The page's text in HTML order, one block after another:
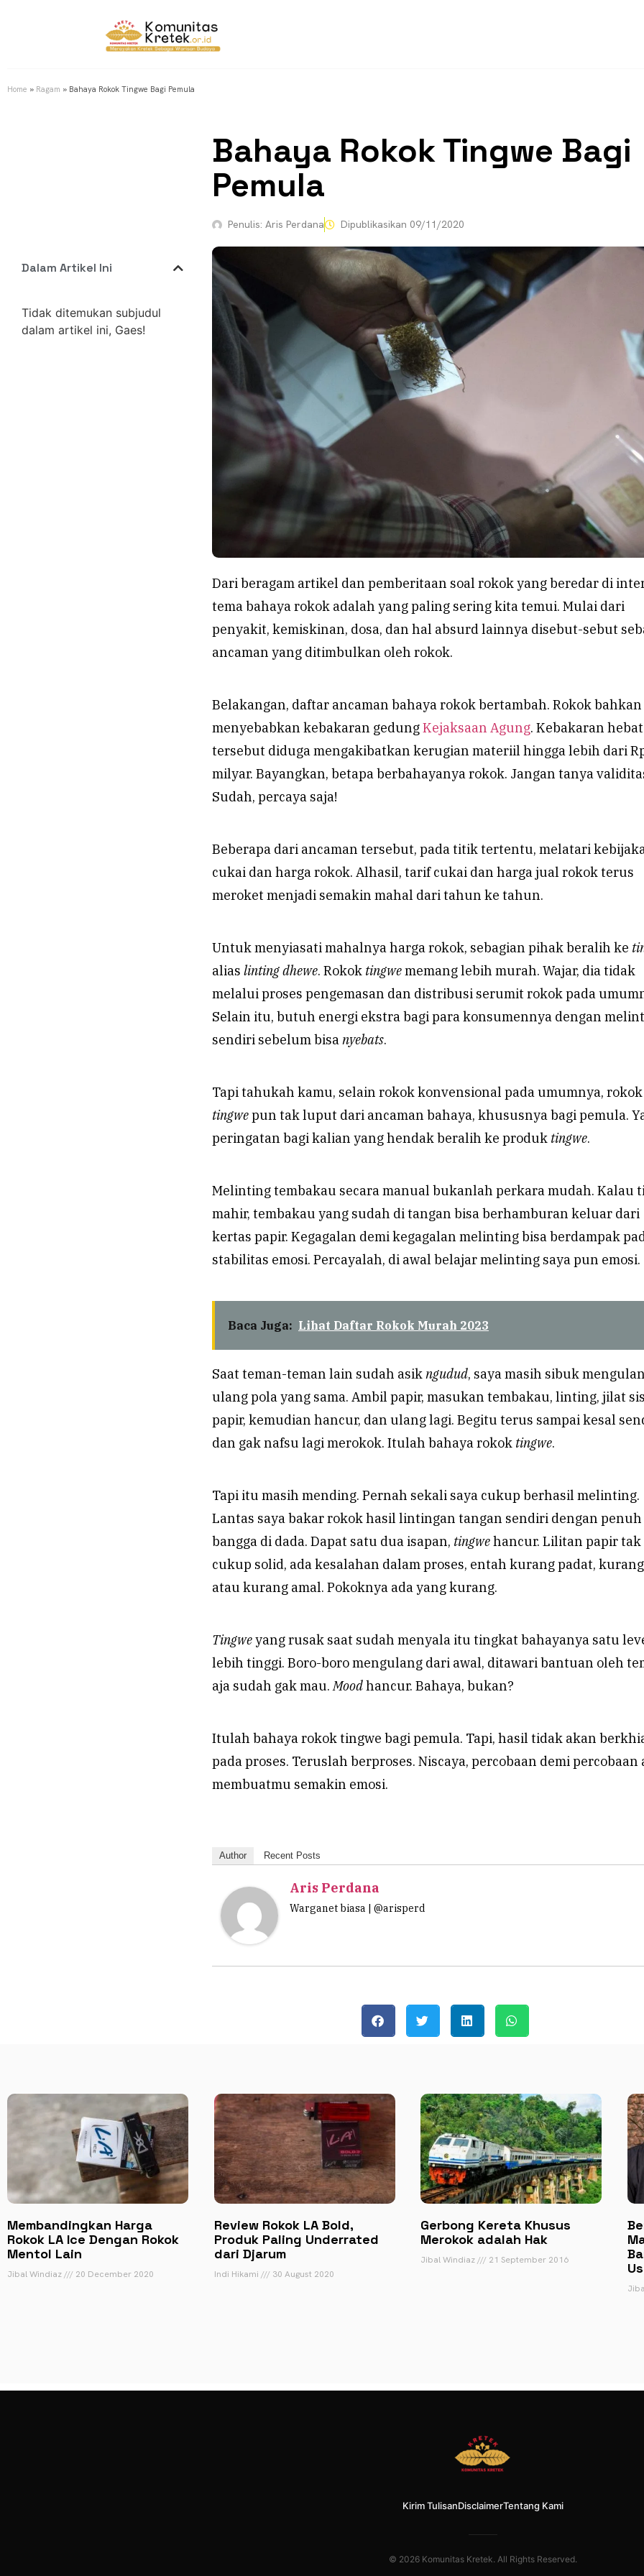
Home » Ragam » Bahaya Rokok Tingwe Bagi Pemula
Bahaya Rokok Tingwe Bagi
Pemula
Penulis: Aris Perdana Dipublikasikan 09/11/2020
Dalam Artikel Ini
Tidak ditemukan subjudul
dalam artikel ini, Gaes!
Dari beragam artikel dan pemberitaan soal rokok yang beredar di
tema bahaya rokok adalah yang paling sering kita temui. Mulai dari
penyakit, kemiskinan, dosa, dan hal absurd lainnya disebut-sebut
ancaman yang ditimbulkan oleh rokok.
Belakangan, daftar ancaman bahaya rokok bertambah. Rokok bahkan
menyebabkan kebakaran gedungKejaksaan Agung. Kebakaran hebat
tersebut diduga mengakibatkan kerugian materiil hingga lebih dari
milyar. Bayangkan, betapa berbahayanya rokok. Jangan tanya
Sudah, percaya saja!
Beberapa dari ancaman tersebut, pada titik tertentu, melatari
cukai dan harga rokok. Alhasil, tarif cukai dan harga jual rokok terus
meroket menjadi semakin mahal dari tahun ke tahun.
Untuk menyiasati mahalnya harga rokok, sebagian pihak beralih ke
alias linting dhewe. Rokok tingwememang lebih murah. Wajar, dia tidak
melalui proses pengemasan dan distribusi serumit rokok pada
Selain itu, butuh energi ekstra bagi para konsumennya dengan
sendiri sebelum bisa nyebats.
Tapi tahukah kamu, selain rokok konvensional pada umumnya, rokok
tingwepun tak luput dari ancaman bahaya, khususnya bagi pemula.
peringatan bagi kalian yang hendak beralih ke produk tingwe.
Melinting tembakau secara manual bukanlah perkara mudah. Kalau
mahir, tembakau yang sudah di tangan bisa berhamburan keluar dari
kertas papir. Kegagalan demi kegagalan melinting bisa berdampak
stabilitas emosi. Percayalah, di awal belajar melinting saya pun emosi.
Baca Juga: Lihat Daftar Rokok Murah 2023
Saat teman-teman lain sudah asik ngudud, saya masih sibuk
ulang pola yang sama. Ambil papir, masukan tembakau, linting, jilat
papir, kemudian hancur, dan ulang lagi. Begitu terus sampai kesal
dan gak nafsu lagi merokok. Itulah bahaya rokok tingwe.
Tapi itu masih mending. Pernah sekali saya cukup berhasil melinting.
Lantas saya bakar rokok hasil lintingan tangan sendiri dengan penuh
bangga di dada. Dapat satu dua isapan, tingwehancur. Lilitan papir tak
cukup solid, ada kesalahan dalam proses, entah kurang padat, kurang
atau kurang amal. Pokoknya ada yang kurang.
Tingweyang rusak saat sudah menyala itu tingkat bahayanya satu
lebih tinggi. Boro-boro mengulang dari awal, ditawari bantuan oleh
aja sudah gak mau. Moodhancur. Bahaya, bukan?
Itulah bahaya rokok tingwe bagi pemula. Tapi, hasil tidak akan
pada proses. Teruslah berproses. Niscaya, percobaan demi percobaan
membuatmu semakin emosi.
Author Recent Posts
Aris Perdana
Warganet biasa | @arisperd
Membandingkan Harga
Rokok LA Ice Dengan Rokok
Mentol Lain
Jibal Windiaz 20 December 2020
Review Rokok LA Bold,
Produk Paling Underrated
dari Djarum
Indi Hikami 30 August 2020
Gerbong Kereta Khusus
Merokok adalah Hak
Jibal Windiaz 21 September 2016
Kirim TulisanDisclaimerTentang Kami
© 2026 Komunitas Kretek. All Rights Reserved.